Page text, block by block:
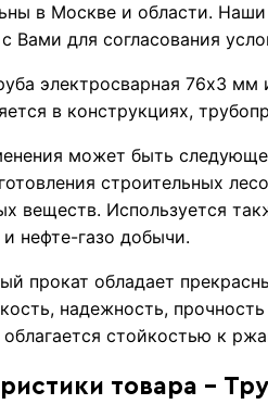
в Москве и области.
Вами для согласования
электросварная 76х3
в конструкциях,
может быть
строительных
веществ. Используется
нефте-газо добычи.
прокат обладает
надежность,
стойкостью к
товара -